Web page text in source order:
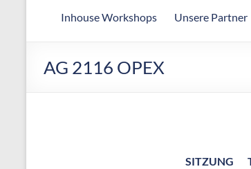
Inhouse Workshops Unsere Partner
AG 2116 OPEX
SITZUNG